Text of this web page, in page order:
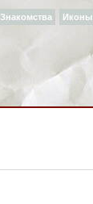
Иконы
Знакомства